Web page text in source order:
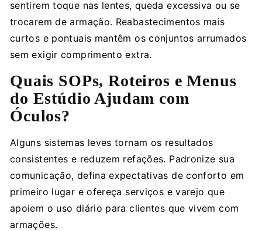
sentirem toque nas lentes, queda excessiva ou se
trocarem de armação. Reabastecimentos mais
curtos e pontuais mantêm os conjuntos arrumados
sem exigir comprimento extra.
Quais SOPs, Roteiros e Menus
do Estúdio Ajudam com
Óculos?
Alguns sistemas leves tornam os resultados
consistentes e reduzem refações. Padronize sua
comunicação, defina expectativas de conforto em
primeiro lugar e ofereça serviços e varejo que
apoiem o uso diário para clientes que vivem com
armações.